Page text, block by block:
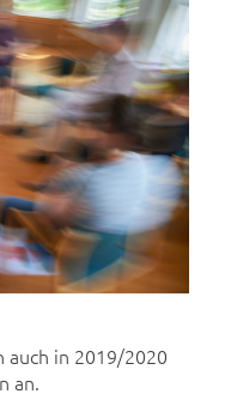
auch in 2019/2020
an.